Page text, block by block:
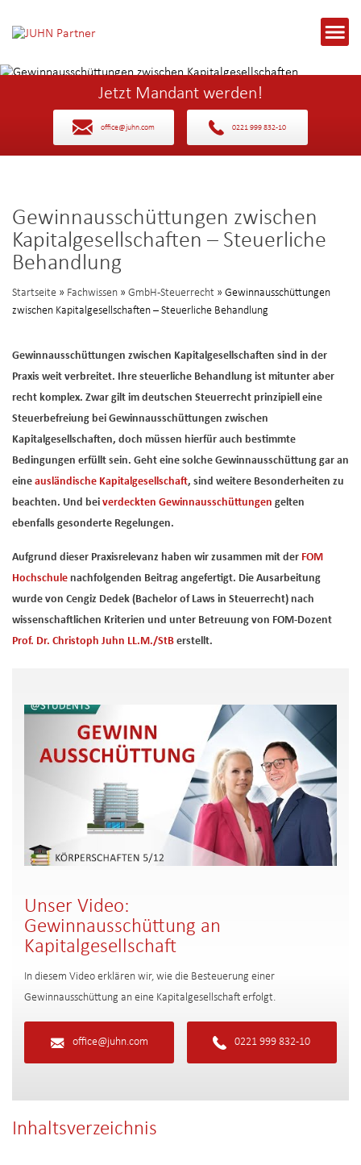
Jetzt Mandant werden!
office@juhn.com 0221 999 832-10
Gewinnausschüttungen zwischen
Kapitalgesellschaften – Steuerliche
Behandlung
Startseite » Fachwissen » GmbH-Steuerrecht » Gewinnausschüttungen
zwischen Kapitalgesellschaften – Steuerliche Behandlung
Gewinnausschüttungen zwischen Kapitalgesellschaften sind in der
Praxis weit verbreitet. Ihre steuerliche Behandlung ist mitunter aber
recht komplex. Zwar gilt im deutschen Steuerrecht prinzipiell eine
Steuerbefreiung bei Gewinnausschüttungen zwischen
Kapitalgesellschaften, doch müssen hierfür auch bestimmte
Bedingungen erfüllt sein. Geht eine solche Gewinnausschüttung gar an
eine ausländische Kapitalgesellschaft, sind weitere Besonderheiten zu
beachten. Und bei verdeckten Gewinnausschüttungen gelten
ebenfalls gesonderte Regelungen.
Aufgrund dieser Praxisrelevanz haben wir zusammen mit der FOM
Hochschule nachfolgenden Beitrag angefertigt. Die Ausarbeitung
wurde von Cengiz Dedek (Bachelor of Laws in Steuerrecht) nach
wissenschaftlichen Kriterien und unter Betreuung von FOM-Dozent
Prof. Dr. Christoph Juhn LL.M./StB erstellt.
Unser Video:
Gewinnausschüttung an
Kapitalgesellschaft
In diesem Video erklären wir, wie die Besteuerung einer
Gewinnausschüttung an eine Kapitalgesellschaft erfolgt.
office@juhn.com 0221 999 832-10
Inhaltsverzeichnis